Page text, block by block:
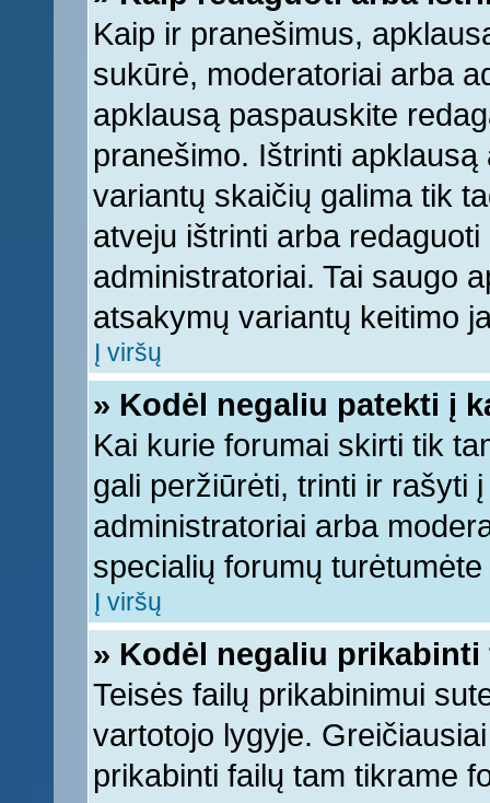
Kaip ir pranešimus,
sukūrė, moderatoriai arba
apklausą paspauskite
pranešimo. Ištrinti
variantų skaičių galima tik
atveju ištrinti arba
administratoriai. Tai saugo
atsakymų variantų keitimo
Į viršų
» Kodėl negaliu patekti į
Kai kurie forumai skirti tik
gali peržiūrėti, trinti ir rašyti
administratoriai arba
specialių forumų
Į viršų
» Kodėl negaliu prikabinti
Teisės failų prikabinimui
vartotojo lygyje.
prikabinti failų tam tikrame